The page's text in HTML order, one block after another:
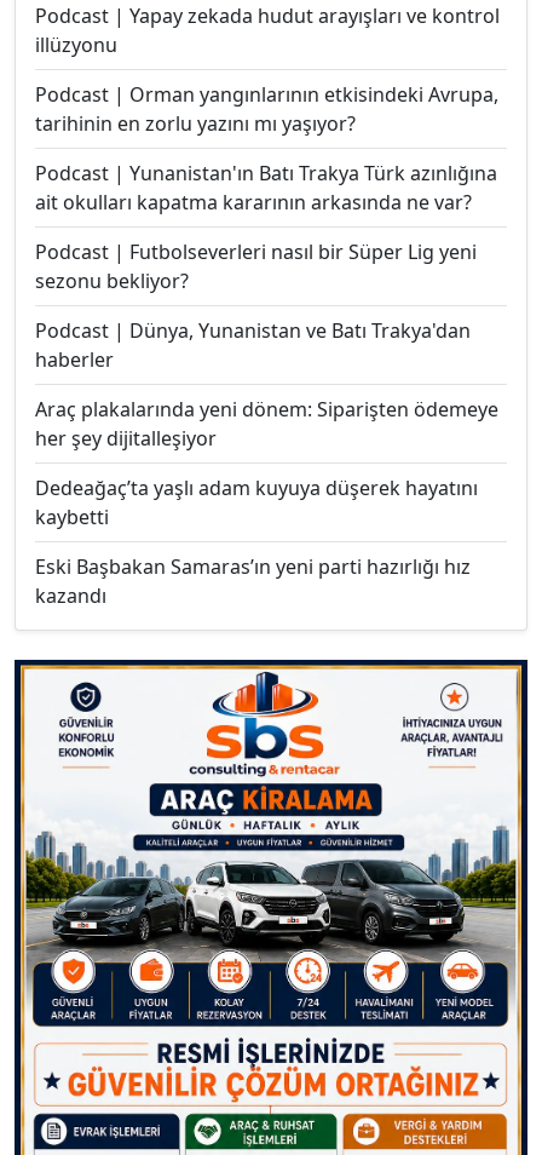
Podcast | Yapay zekada hudut arayışları ve kontrol
illüzyonu
Podcast | Orman yangınlarının etkisindeki Avrupa,
tarihinin en zorlu yazını mı yaşıyor?
Podcast | Yunanistan'ın Batı Trakya Türk azınlığına
ait okulları kapatma kararının arkasında ne var?
Podcast | Futbolseverleri nasıl bir Süper Lig yeni
sezonu bekliyor?
Podcast | Dünya, Yunanistan ve Batı Trakya'dan
haberler
Araç plakalarında yeni dönem: Siparişten ödemeye
her şey dijitalleşiyor
Dedeağaç’ta yaşlı adam kuyuya düşerek hayatını
kaybetti
Eski Başbakan Samaras’ın yeni parti hazırlığı hız
kazandı